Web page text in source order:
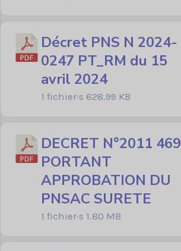
Décret PNS N 2024-
0247 PT_RM du 15
avril 2024
1 fichier·s 628.99 KB
DECRET N°2011 469
PORTANT
APPROBATION DU
PNSAC SURETE
1 fichier·s 1.80 MB